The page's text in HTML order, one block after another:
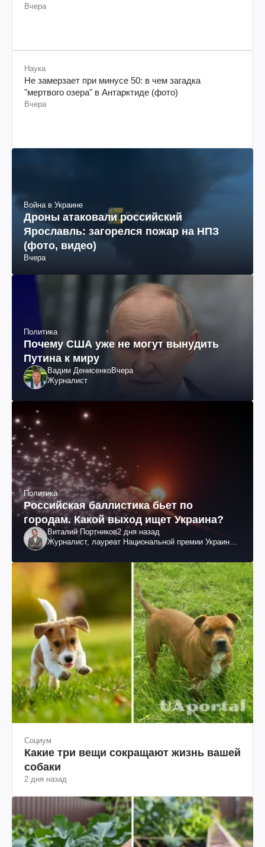
Вчера
Наука
Не замерзает при минусе 50: в чем загадка
"мертвого озера" в Антарктиде (фото)
Вчера
Война в Украине
Дроны атаковали российский
Ярославль: загорелся пожар на НПЗ
(фото, видео)
Вчера
Политика
Почему США уже не могут вынудить
Путина к миру
Вадим ДенисенкоВчера
Журналист
Политика
Российская баллистика бьет по
городам. Какой выход ищет Украина?
Виталий Портников2 дня назад
Журналист, лауреат Национальной премии Украины
Социум
Какие три вещи сокращают жизнь вашей
собаки
2 дня назад